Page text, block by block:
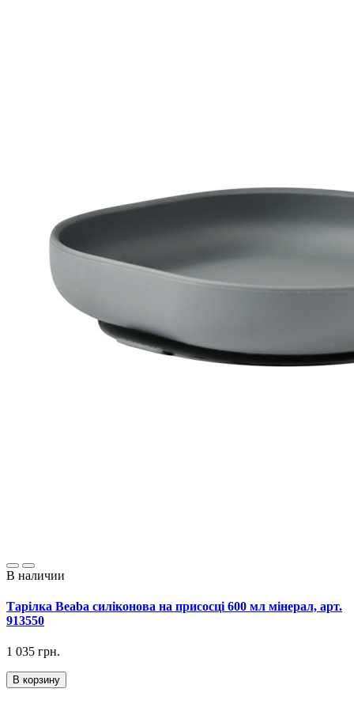
В наличии
Тарілка Beaba силіконова на присосці 600 мл мінерал, арт.
913550
1 035 грн.
В корзину